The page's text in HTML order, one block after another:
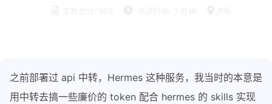
之前部署过 api 中转，Hermes 这种服务，我当时的本意是
用中转去搞一些廉价的 token 配合 hermes 的 skills 实现